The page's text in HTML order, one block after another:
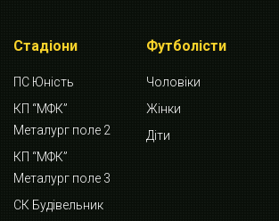
Стадіони
ПС Юність
КП “МФК”
Металург поле 2
КП “МФК”
Металург поле 3
СК Будівельник
Футболісти
Чоловіки
Жінки
Діти